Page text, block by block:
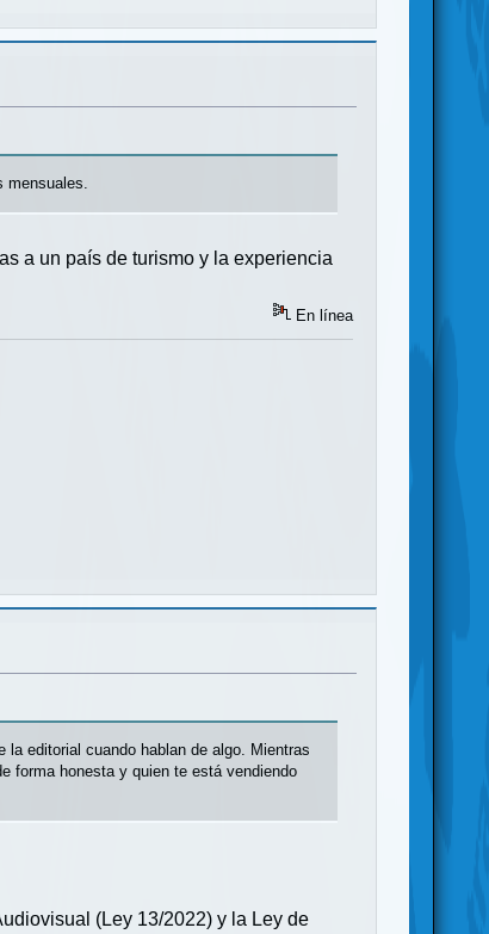
mensuales.
a un país de turismo y la experiencia
En línea
editorial cuando hablan de algo. Mientras
forma honesta y quien te está vendiendo
(Ley 13/2022) y la Ley de